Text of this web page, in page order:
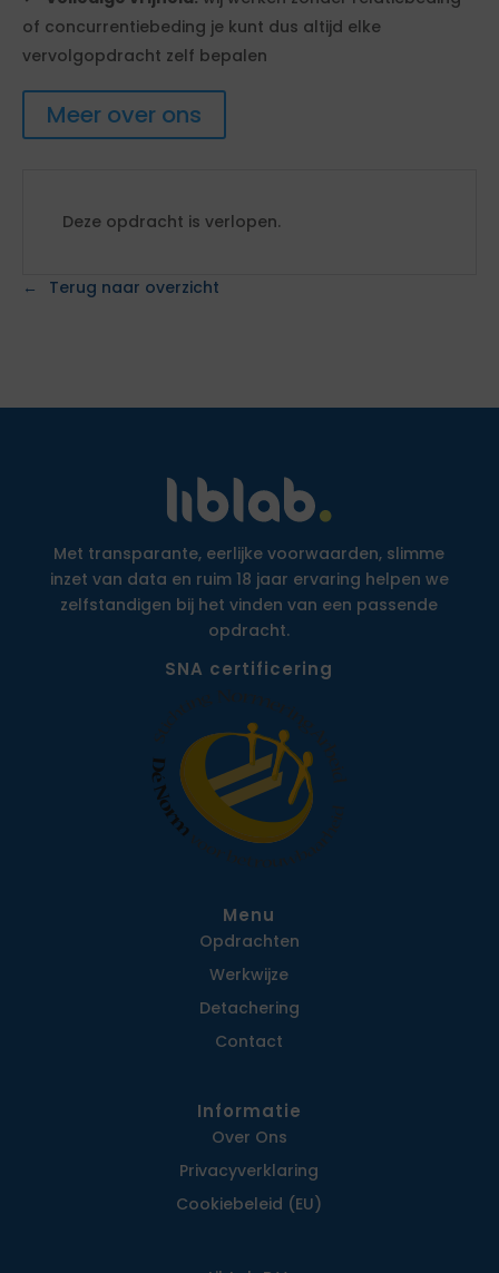
of concurrentiebeding je kunt dus altijd elke
vervolgopdracht zelf bepalen
Meer over ons
Deze opdracht is verlopen.
Terug naar overzicht
Met transparante, eerlijke voorwaarden, slimme
inzet van data en ruim 18 jaar ervaring helpen we
zelfstandigen bij het vinden van een passende
opdracht.
SNA certificering
Menu
Opdrachten
Werkwijze
Detachering
Contact
Informatie
Over Ons
Privacy­verklaring
Cookiebeleid (EU)